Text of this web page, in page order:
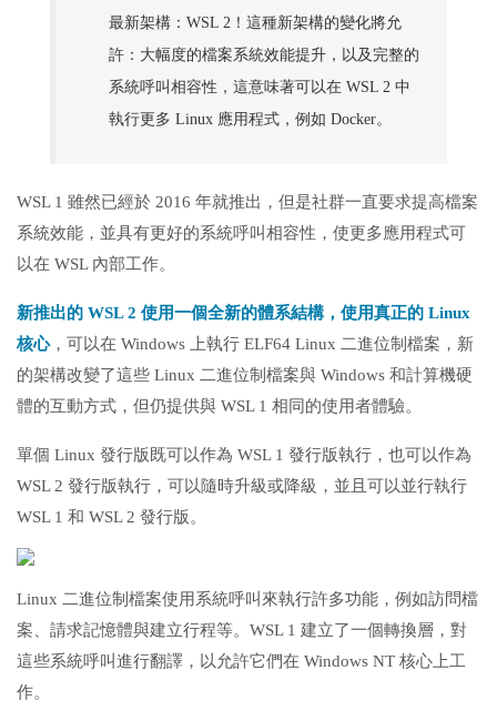
最新架構：WSL 2！這種新架構的變化將允
許：大幅度的檔案系統效能提升，以及完整的
系統呼叫相容性，這意味著可以在 WSL 2 中
執行更多 Linux 應用程式，例如 Docker。
WSL 1 雖然已經於 2016 年就推出，但是社群一直要求提高檔案
系統效能，並具有更好的系統呼叫相容性，使更多應用程式可
以在 WSL 內部工作。
新推出的 WSL 2 使用一個全新的體系結構，使用真正的 Linux
核心，可以在 Windows 上執行 ELF64 Linux 二進位制檔案，新
的架構改變了這些 Linux 二進位制檔案與 Windows 和計算機硬
體的互動方式，但仍提供與 WSL 1 相同的使用者體驗。
單個 Linux 發行版既可以作為 WSL 1 發行版執行，也可以作為
WSL 2 發行版執行，可以隨時升級或降級，並且可以並行執行
WSL 1 和 WSL 2 發行版。
Linux 二進位制檔案使用系統呼叫來執行許多功能，例如訪問檔
案、請求記憶體與建立行程等。WSL 1 建立了一個轉換層，對
這些系統呼叫進行翻譯，以允許它們在 Windows NT 核心上工
作。